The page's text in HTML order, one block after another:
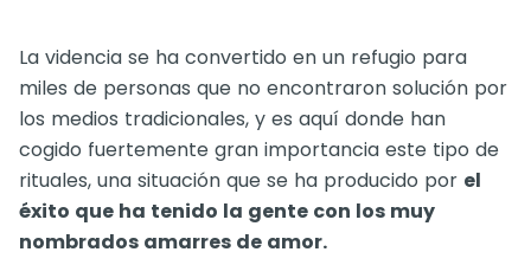
La videncia se ha convertido en un refugio para
miles de personas que no encontraron solución por
los medios tradicionales, y es aquí donde han
cogido fuertemente gran importancia este tipo de
rituales, una situación que se ha producido por el
éxito que ha tenido la gente con los muy
nombrados amarres de amor.